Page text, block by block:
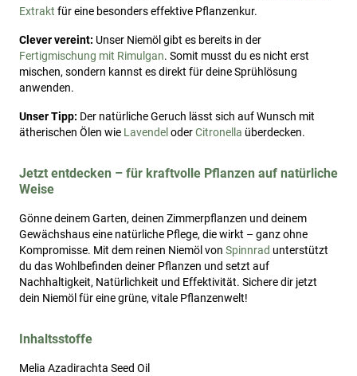
Extrakt für eine besonders effektive Pflanzenkur.
Clever vereint: Unser Niemöl gibt es bereits in der
Fertigmischung mit Rimulgan. Somit musst du es nicht erst
mischen, sondern kannst es direkt für deine Sprühlösung
anwenden.
Unser Tipp: Der natürliche Geruch lässt sich auf Wunsch mit
ätherischen Ölen wie Lavendel oderCitronella überdecken.
Jetzt entdecken – für kraftvolle Pflanzen auf natürliche
Weise
Gönne deinem Garten, deinen Zimmerpflanzen und deinem
Gewächshaus eine natürliche Pflege, die wirkt – ganz ohne
Kompromisse. Mit dem reinen Niemöl von Spinnrad unterstützt
du das Wohlbefinden deiner Pflanzen und setzt auf
Nachhaltigkeit, Natürlichkeit und Effektivität. Sichere dir jetzt
dein Niemöl für eine grüne, vitale Pflanzenwelt!
Inhaltsstoffe
Melia Azadirachta Seed Oil